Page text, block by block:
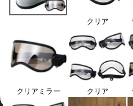
クリア
クリアミラー クリア